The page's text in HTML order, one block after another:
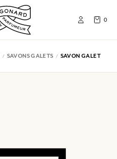
0
SAVONS GALETS SAVON GALET